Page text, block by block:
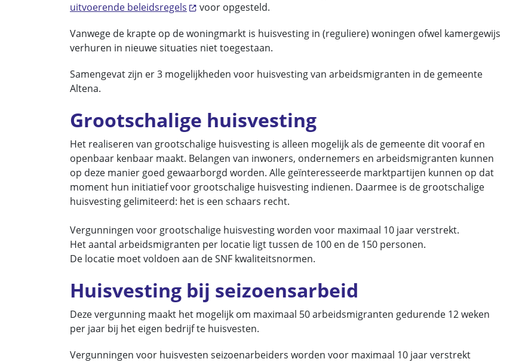
uitvoerende beleidsregels
voor opgesteld.
Vanwege de krapte op de woningmarkt is huisvesting in (reguliere) woningen ofwel kamergewijs
verhuren in nieuwe situaties niet toegestaan.
Samengevat zijn er 3 mogelijkheden voor huisvesting van arbeidsmigranten in de gemeente
Altena.
Grootschalige huisvesting
Het realiseren van grootschalige huisvesting is alleen mogelijk als de gemeente dit vooraf en
openbaar kenbaar maakt. Belangen van inwoners, ondernemers en arbeidsmigranten kunnen
op deze manier goed gewaarborgd worden. Alle geïnteresseerde marktpartijen kunnen op dat
moment hun initiatief voor grootschalige huisvesting indienen. Daarmee is de grootschalige
huisvesting gelimiteerd: het is een schaars recht.
Vergunningen voor grootschalige huisvesting worden voor maximaal 10 jaar verstrekt.
Het aantal arbeidsmigranten per locatie ligt tussen de 100 en de 150 personen.
De locatie moet voldoen aan de SNF kwaliteitsnormen.
Huisvesting bij seizoensarbeid
Deze vergunning maakt het mogelijk om maximaal 50 arbeidsmigranten gedurende 12 weken
per jaar bij het eigen bedrijf te huisvesten.
Vergunningen voor huisvesten seizoenarbeiders worden voor maximaal 10 jaar verstrekt